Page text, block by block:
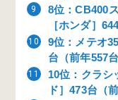
8位：CB400
［ホンダ］
9位：メテオ
台（前年557台
10位：クラシ
ド］473台（